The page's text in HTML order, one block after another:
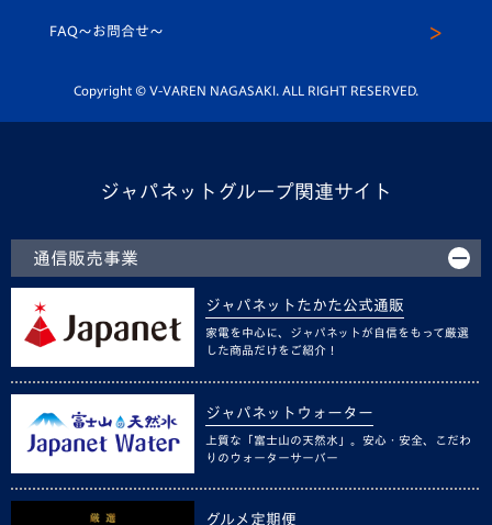
平和祈念活動
ホームタウン活動
スクール
FAQ〜お問合せ〜
Copyright © V-VAREN NAGASAKI. ALL RIGHT RESERVED.
ジャパネットグループ関連サイト
通信販売事業
ジャパネットたかた公式通販
家電を中心に、ジャパネットが自信をもって厳選
した商品だけをご紹介！
ジャパネットウォーター
上質な「富士山の天然水」。安心・安全、こだわ
りのウォーターサーバー
グルメ定期便